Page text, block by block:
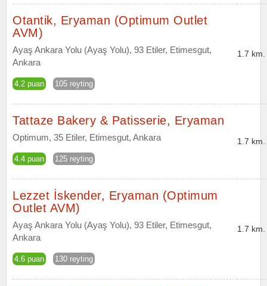
Otantik, Eryaman (Optimum Outlet
AVM)
Ayaş Ankara Yolu (Ayaş Yolu), 93 Etiler, Etimesgut,
Ankara
4.2 puan 105 reyting
1.7 km.
Tattaze Bakery & Patisserie, Eryaman
Optimum, 35 Etiler, Etimesgut, Ankara
4.4 puan 125 reyting
1.7 km.
Lezzet İskender, Eryaman (Optimum
Outlet AVM)
Ayaş Ankara Yolu (Ayaş Yolu), 93 Etiler, Etimesgut,
Ankara
4.6 puan 130 reyting
1.7 km.